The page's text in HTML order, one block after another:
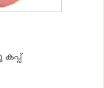
കപ്പ്‌